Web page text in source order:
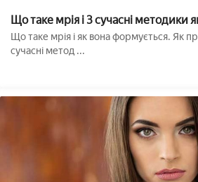
Що таке мрія і 3 сучасні методики
Що таке мрія і як вона формується. Як
сучасні метод ...